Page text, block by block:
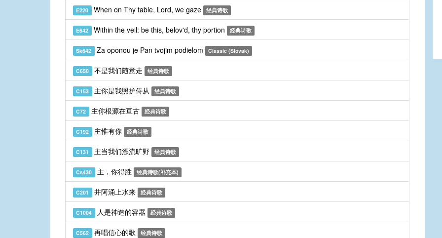
E220 When on Thy table, Lord, we gaze 经典诗歌
E642 Within the veil: be this, belov'd, thy portion 经典诗歌
Sk642 Za oponou je Pan tvojim podielom Classic (Slovak)
C650 不是我们随意走 经典诗歌
C153 主你是我照护侍从 经典诗歌
C72 主你根源在亘古 经典诗歌
C192 主惟有你 经典诗歌
C131 主当我们漂流旷野 经典诗歌
Cs430 主，你得胜 经典诗歌(补充本)
C201 井阿涌上水来 经典诗歌
C1004 人是神造的容器 经典诗歌
C562 再唱信心的歌 经典诗歌